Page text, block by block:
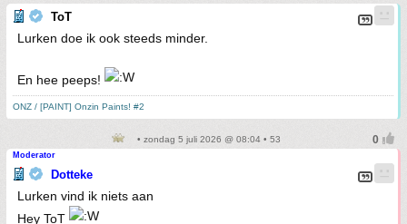
ToT
Lurken doe ik ook steeds minder.
En hee peeps!
ONZ / [PAINT] Onzin Paints! #2
• zondag 5 juli 2026 @ 08:04 • 53
Moderator
Dotteke
Lurken vind ik niets aan
Hey ToT